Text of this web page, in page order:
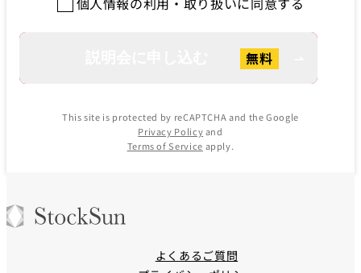
This site is protected by reCAPTCHA and the Google
Privacy Policyand
Terms of Service apply.
よくあるご質問